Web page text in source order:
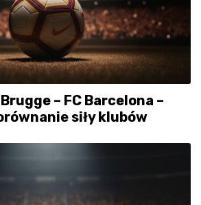
– FC Barcelona –
siły klubów